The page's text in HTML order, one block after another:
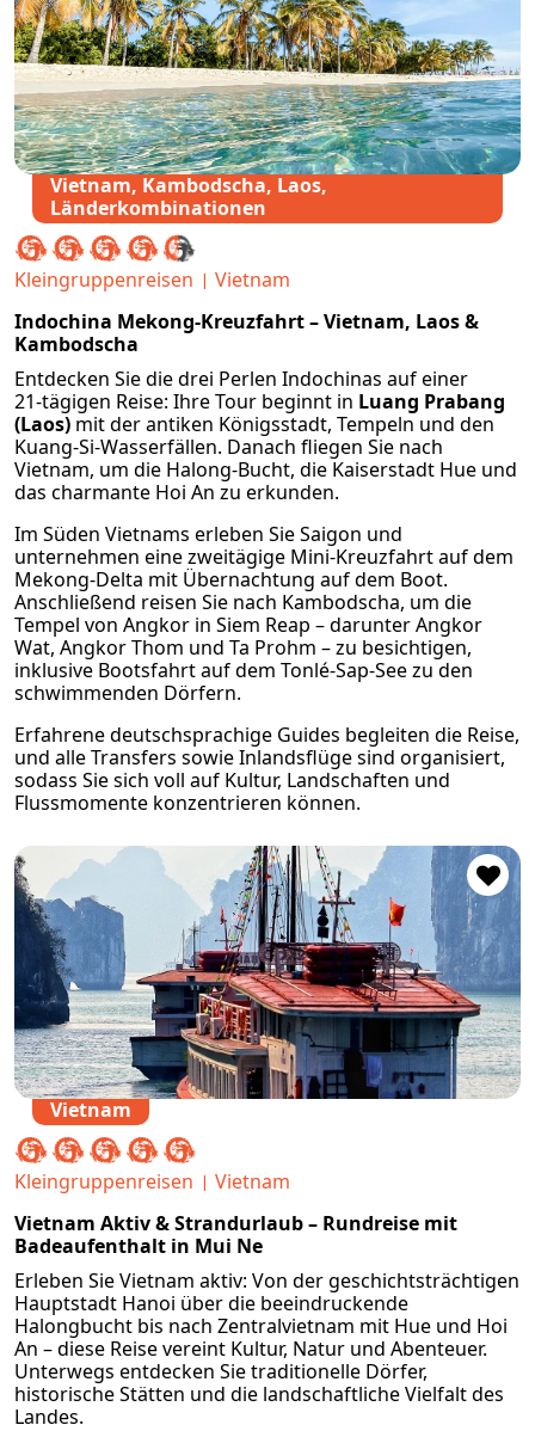
Vietnam, Kambodscha, Laos,
Länderkombinationen
Kleingruppenreisen
Vietnam
Indochina Mekong‑Kreuzfahrt – Vietnam, Laos &
Kambodscha
Entdecken Sie die drei Perlen Indochinas auf einer
21‑tägigen Reise: Ihre Tour beginnt in Luang Prabang
(Laos) mit der antiken Königsstadt, Tempeln und den
Kuang‑Si‑Wasserfällen. Danach fliegen Sie nach
Vietnam, um die Halong‑Bucht, die Kaiserstadt Hue und
das charmante Hoi An zu erkunden.
Im Süden Vietnams erleben Sie Saigon und
unternehmen eine zweitägige Mini-Kreuzfahrt auf dem
Mekong-Delta mit Übernachtung auf dem Boot.
Anschließend reisen Sie nach Kambodscha, um die
Tempel von Angkor in Siem Reap – darunter Angkor
Wat, Angkor Thom und Ta Prohm – zu besichtigen,
inklusive Bootsfahrt auf dem Tonlé‑Sap‑See zu den
schwimmenden Dörfern.
Erfahrene deutschsprachige Guides begleiten die Reise,
und alle Transfers sowie Inlandsflüge sind organisiert,
sodass Sie sich voll auf Kultur, Landschaften und
Flussmomente konzentrieren können.
Vietnam
Kleingruppenreisen
Vietnam
Vietnam Aktiv & Strandurlaub – Rundreise mit
Badeaufenthalt in Mui Ne
Erleben Sie Vietnam aktiv: Von der geschichtsträchtigen
Hauptstadt Hanoi über die beeindruckende
Halongbucht bis nach Zentralvietnam mit Hue und Hoi
An – diese Reise vereint Kultur, Natur und Abenteuer.
Unterwegs entdecken Sie traditionelle Dörfer,
historische Stätten und die landschaftliche Vielfalt des
Landes.